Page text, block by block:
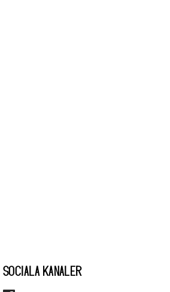
SOCIALA KANALER